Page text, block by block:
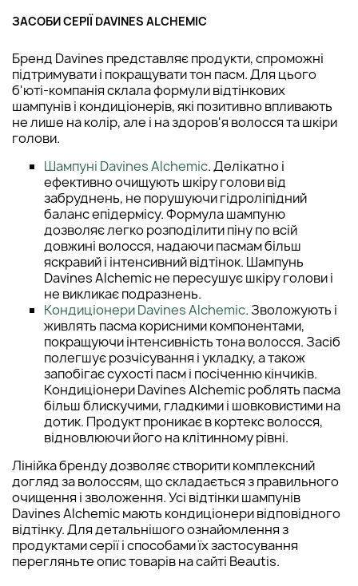
ЗАСОБИ СЕРІЇ DAVINES ALCHEMIC
Бренд Davines представляє продукти, спроможні
підтримувати і покращувати тон пасм. Для цього
б'юті-компанія склала формули відтінкових
шампунів і кондиціонерів, які позитивно впливають
не лише на колір, але і на здоров'я волосся та шкіри
голови.
Шампуні Davines Alchemic. Делікатно і
ефективно очищують шкіру голови від
забруднень, не порушуючи гідроліпідний
баланс епідермісу. Формула шампуню
дозволяє легко розподілити піну по всій
довжині волосся, надаючи пасмам більш
яскравий і інтенсивний відтінок. Шампунь
Davines Alchemic не пересушує шкіру голови і
не викликає подразнень.
Кондиціонери Davines Alchemic. Зволожують і
живлять пасма корисними компонентами,
покращуючи інтенсивність тона волосся. Засіб
полегшує розчісування і укладку, а також
запобігає сухості пасм і посіченню кінчиків.
Кондиціонери Davines Alchemic роблять пасма
більш блискучими, гладкими і шовковистими на
дотик. Продукт проникає в кортекс волосся,
відновлюючи його на клітинному рівні.
Лінійка бренду дозволяє створити комплексний
догляд за волоссям, що складається з правильного
очищення і зволоження. Усі відтінки шампунів
Davines Alchemic мають кондиціонери відповідного
відтінку. Для детальнішого ознайомлення з
продуктами серії і способами їх застосування
перегляньте опис товарів на сайті Beautis.